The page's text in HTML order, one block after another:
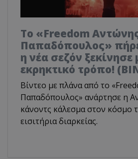
Το «Freedom
Παπαδόπουλος»
η νέα σεζόν ξεκίνησε
εκρηκτικό τρόπο!
Βίντεο με πλάνα από το
Παπαδόπουλος» ανάρτησε η
κάνοντς κάλεσμα στον κόσμο
εισιτήρια διαρκείας.